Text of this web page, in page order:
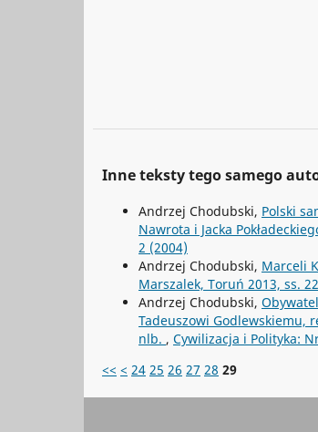
Inne teksty tego samego
Andrzej Chodubski, Polski
Nawrota i Jacka
2 (2004)
Andrzej Chodubski, Marceli
Marszalek, Toruń 2013, ss.
Andrzej Chodubski,
Tadeuszowi Godlewskiemu,
nlb. , Cywilizacja i Polityka:
<< < 24 25 26 27 28 29